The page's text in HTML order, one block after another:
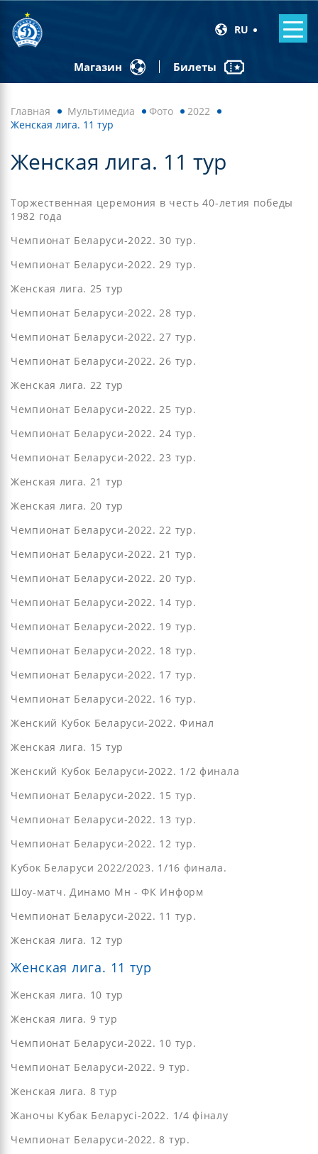
RU
Магазин Билеты
Главная Мультимедиа Фото
2022
Женская лига. 11 тур
Женская лига. 11 тур
Торжественная церемония в честь 40-летия победы
1982 года
Чемпионат Беларуси-2022. 30 тур.
Чемпионат Беларуси-2022. 29 тур.
Женская лига. 25 тур
Чемпионат Беларуси-2022. 28 тур.
Чемпионат Беларуси-2022. 27 тур.
Чемпионат Беларуси-2022. 26 тур.
Женская лига. 22 тур
Чемпионат Беларуси-2022. 25 тур.
Чемпионат Беларуси-2022. 24 тур.
Чемпионат Беларуси-2022. 23 тур.
Женская лига. 21 тур
Женская лига. 20 тур
Чемпионат Беларуси-2022. 22 тур.
Чемпионат Беларуси-2022. 21 тур.
Чемпионат Беларуси-2022. 20 тур.
Чемпионат Беларуси-2022. 14 тур.
Чемпионат Беларуси-2022. 19 тур.
Чемпионат Беларуси-2022. 18 тур.
Чемпионат Беларуси-2022. 17 тур.
Чемпионат Беларуси-2022. 16 тур.
Женский Кубок Беларуси-2022. Финал
Женская лига. 15 тур
Женский Кубок Беларуси-2022. 1/2 финала
Чемпионат Беларуси-2022. 15 тур.
Чемпионат Беларуси-2022. 13 тур.
Чемпионат Беларуси-2022. 12 тур.
Кубок Беларуси 2022/2023. 1/16 финала.
Шоу-матч. Динамо Мн - ФК Информ
Чемпионат Беларуси-2022. 11 тур.
Женская лига. 12 тур
Женская лига. 11 тур
Женская лига. 10 тур
Женская лига. 9 тур
Чемпионат Беларуси-2022. 10 тур.
Чемпионат Беларуси-2022. 9 тур.
Женская лига. 8 тур
Жаночы Кубак Беларусі-2022. 1/4 фіналу
Чемпионат Беларуси-2022. 8 тур.